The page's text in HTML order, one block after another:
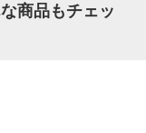
商品もチェッ